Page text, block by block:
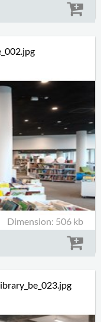
Dimension: 506 kb